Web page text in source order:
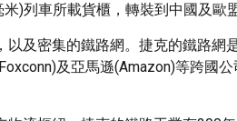
)列車所載貨櫃，轉裝到中國及歐
及密集的鐵路網。捷克的鐵路
及亞馬遜(Amazon)等跨國